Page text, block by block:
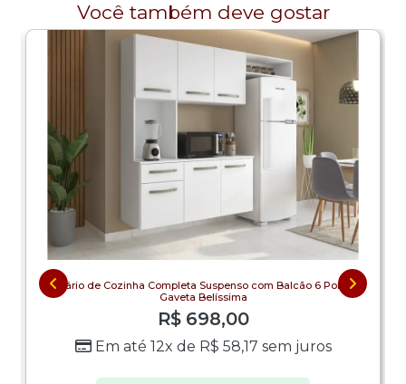
Você também deve gostar
Armário de Cozinha Completa Suspenso com Balcão 6 Portas 1
Gaveta Belíssima
R$698,00
Em até 12x de R$ 58,17 sem juros